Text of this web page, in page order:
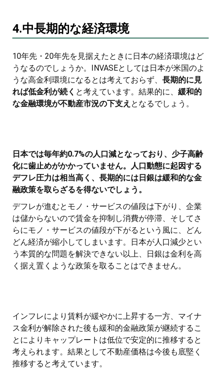
4.中長期的な経済環境
10年先・20年先を見据えたときに日本の経済環境はど
うなるのでしょうか。INVASEとしては日本が米国のよ
うな高金利環境になるとは考えておらず、 長期的に見
れば低金利が続く と考えています。結果的に、 緩和的
な金融環境が不動産市況の下支え となるでしょう。
日本では毎年約0.7%の人口減となっており、少子高齢
化に歯止めがかかっていません。人口動態に起因する
デフレ圧力は相当高く、長期的には日銀は緩和的な金
融政策を取らざるを得ないでしょう。
デフレが進むとモノ・サービスの値段は下がり、企業
は儲からないので賃金を抑制し消費が停滞、そしてさ
らにモノ・サービスの値段が下がるという風に、どん
どん経済が縮小してしまいます。日本が人口減少とい
う本質的な問題を解決できない以上、日銀は金利を高
く据え置くような政策を取ることはできません。
インフレにより賃料が緩やかに上昇する一方、マイナ
ス金利が解除された後も緩和的金融政策が継続するこ
とによりキャップレートは低位で安定的に推移すると
考えられます。結果として不動産価格は今後も底堅く
推移すると考えています。